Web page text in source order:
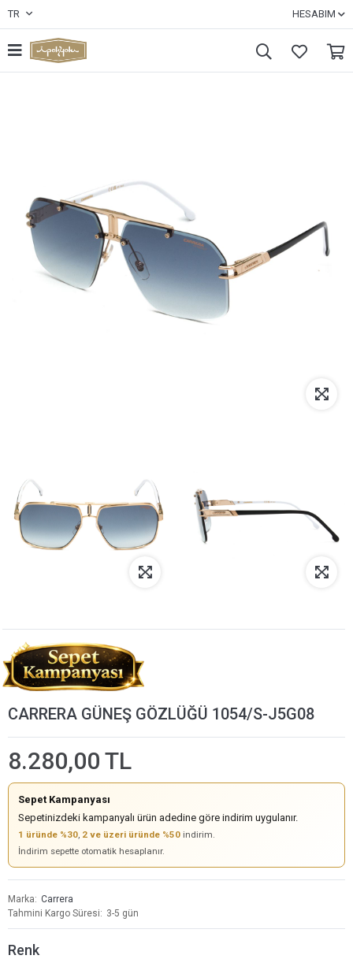
TR HESABIM
CARRERA GÜNEŞ GÖZLÜĞÜ 1054/S-J5G08
8.280,00 TL
Sepet Kampanyası
Sepetinizdeki kampanyalı ürün adedine göre indirim uygulanır.
1 üründe %30, 2 ve üzeri üründe %50 indirim.
İndirim sepette otomatik hesaplanır.
Marka
Carrera
Tahmini Kargo Süresi
3-5 gün
Renk